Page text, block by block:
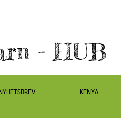
- HUB
NYHETSBREV KENYA